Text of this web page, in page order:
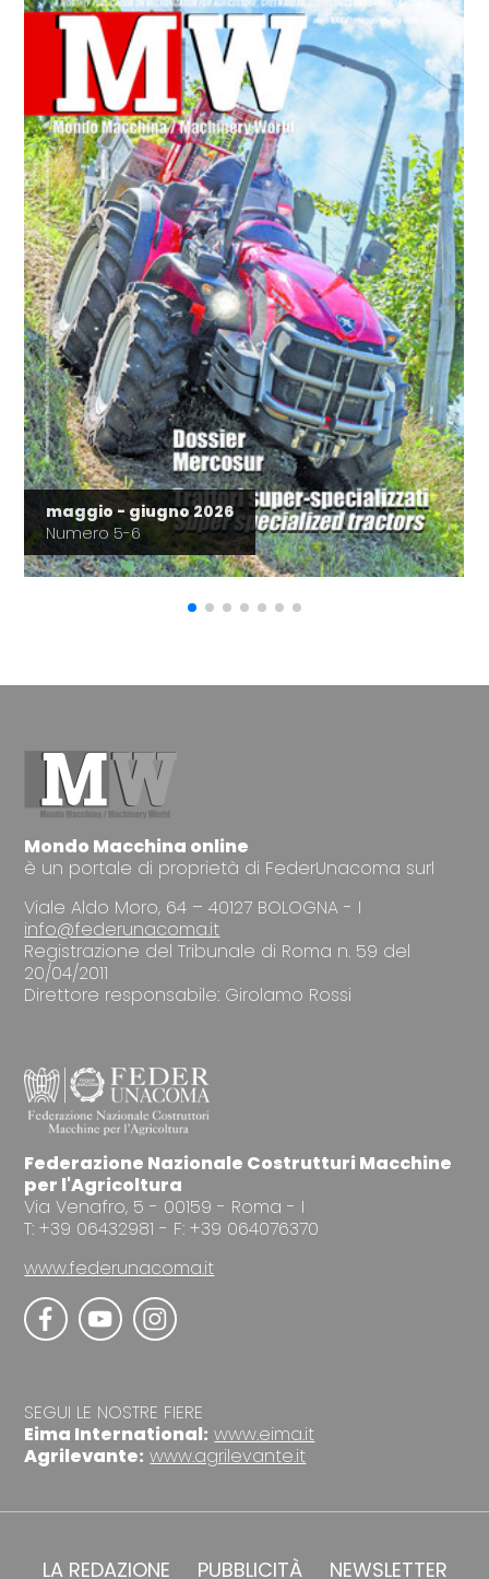
maggio - giugno 2026
Numero 5-6
Mondo Macchina online
è un portale di proprietà di FederUnacoma surl
Viale Aldo Moro, 64 – 40127 BOLOGNA - I
info@federunacoma.it
Registrazione del Tribunale di Roma n. 59 del
20/04/2011
Direttore responsabile: Girolamo Rossi
Federazione Nazionale Costrutturi Macchine
per l'Agricoltura
Via Venafro, 5 - 00159 - Roma - I
T: +39 06432981 - F: +39 064076370
www.federunacoma.it
SEGUI LE NOSTRE FIERE
Eima International: www.eima.it
Agrilevante: www.agrilevante.it
LA REDAZIONE PUBBLICITÀ NEWSLETTER